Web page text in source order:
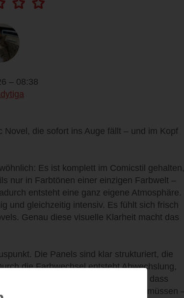
– 08:38
die sofort ins Auge fällt – und im Kopf
Es ist komplett im Comicstil gehalten,
nur in Farbtönen einer einzigen Farbwelt –
entsteht eine ganz eigene Atmosphäre.
und gleichzeitig intensiv. Es fühlt sich frisch
Genau diese visuelle Klarheit macht das
Die Panels sind klar strukturiert, die
die Farbwechsel entsteht Abwechslung,
beim Lesen enorm und sorgt dafür, dass
gegen Textmengen ankämpfen zu müssen